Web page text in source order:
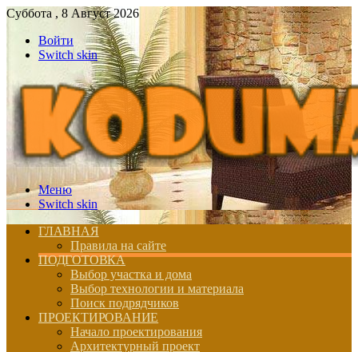
Суббота , 8 Август 2026
Войти
Switch skin
Меню
Switch skin
ГЛАВНАЯ
Правила на сайте
ПОДГОТОВКА
Выбор участка и дома
Выбор технологии и материала
Поиск подрядчиков
ПРОЕКТИРОВАНИЕ
Начало проектирования
Архитектурный проект